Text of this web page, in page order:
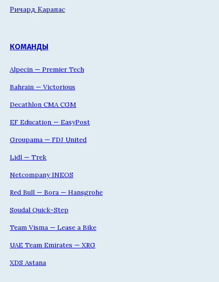
Ричард Карапас
КОМАНДЫ
Alpecin — Premier Tech
Bahrain — Victorious
Decathlon CMA CGM
EF Education — EasyPost
Groupama — FDJ United
Lidl — Trek
Netcompany INEOS
Red Bull — Bora — Hansgrohe
Soudal Quick-Step
Team Visma — Lease a Bike
UAE Team Emirates — XRG
XDS Astana